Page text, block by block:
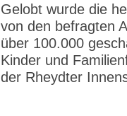
Gelobt wurde die
von den befragten
über 100.000
Kinder und
der Rheydter